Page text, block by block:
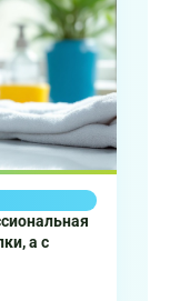
а с